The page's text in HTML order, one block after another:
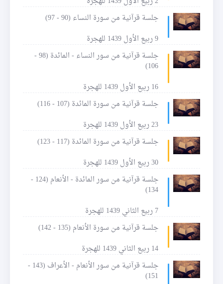
جلسة قرآنية من سورة النساء (90 - 97)
9 ربيع الأول 1439 للهجرة
جلسة قرآنية من سور النساء - المائدة (98 -
106)
16 ربيع الأول 1439 للهجرة
جلسة قرآنية من سورة المائدة (107 - 116)
23 ربيع الأول 1439 للهجرة
جلسة قرآنية من سورة المائدة (117 - 123)
30 ربيع الأول 1439 للهجرة
جلسة قرآنية من سور المائدة - الأنعام (124 -
134)
7 ربيع الثاني 1439 للهجرة
جلسة قرآنية من سورة الأنعام (135 - 142)
14 ربيع الثاني 1439 للهجرة
جلسة قرآنية من سور الأنعام - الأعراف (143 -
151)